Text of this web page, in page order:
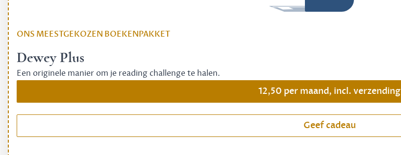
ONS MEESTGEKOZEN BOEKENPAKKET
Dewey Plus
Een originele manier om je reading challenge te halen.
12,50 per maand, incl. verzending
Geef cadeau